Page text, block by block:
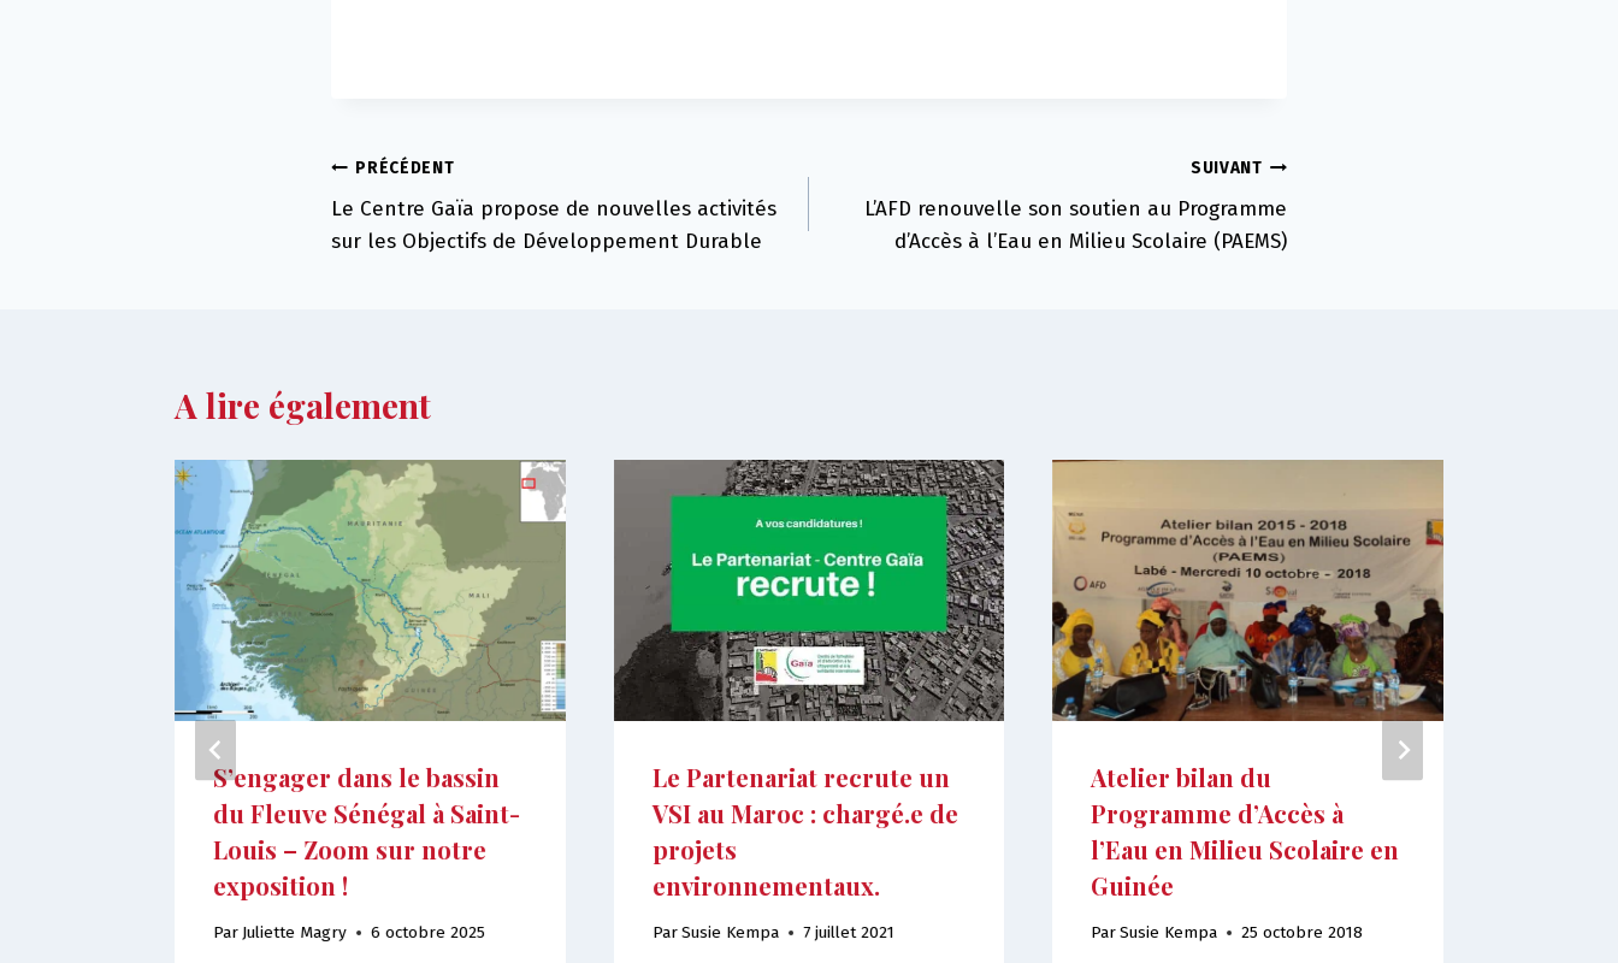
Navigation
de
PRÉCÉDENT
Le Centre Gaïa propose de nouvelles activités
sur les Objectifs de Développement Durable
SUIVANT
L’AFD renouvelle son soutien au Programme
d’Accès à l’Eau en Milieu Scolaire (PAEMS)
A lire également
S’engager dans le bassin
du Fleuve Sénégal à Saint-
Louis – Zoom sur notre
exposition !
ParJuliette Magry 6 octobre 2025
Le Partenariat recrute un
VSI au Maroc : chargé.e de
projets
environnementaux.
ParSusie Kempa 7 juillet 2021
Atelier bilan du
Programme d’Accès à
l’Eau en Milieu Scolaire en
Guinée
Par Susie Kempa 25 octobre 2018